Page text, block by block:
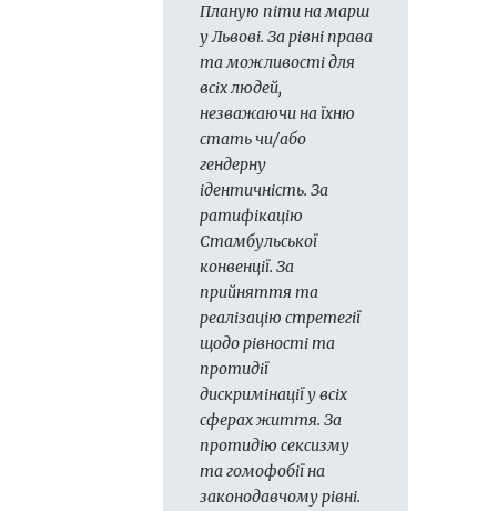
Планую піти на марш
у Львові. За рівні права
та можливості для
всіх людей,
незважаючи на їхню
стать чи/або
гендерну
ідентичність. За
ратифікацію
Стамбульської
конвенції. За
прийняття та
реалізацію стретегії
щодо рівності та
протидії
дискримінації у всіх
сферах життя. За
протидію сексизму
та гомофобії на
законодавчому рівні.